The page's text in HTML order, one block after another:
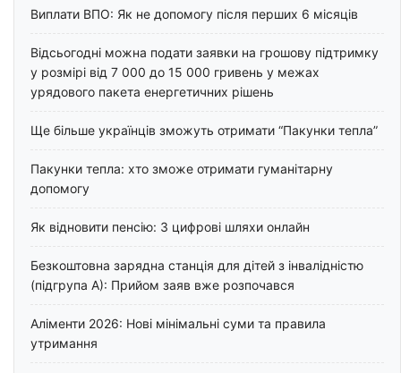
Виплати ВПО: Як не допомогу після перших 6 місяців
Відсьогодні можна подати заявки на грошову підтримку
у розмірі від 7 000 до 15 000 гривень у межах
урядового пакета енергетичних рішень
Ще більше українців зможуть отримати “Пакунки тепла”
Пакунки тепла: хто зможе отримати гуманітарну
допомогу
Як відновити пенсію: 3 цифрові шляхи онлайн
Безкоштовна зарядна станція для дітей з інвалідністю
(підгрупа А): Прийом заяв вже розпочався
Аліменти 2026: Нові мінімальні суми та правила
утримання